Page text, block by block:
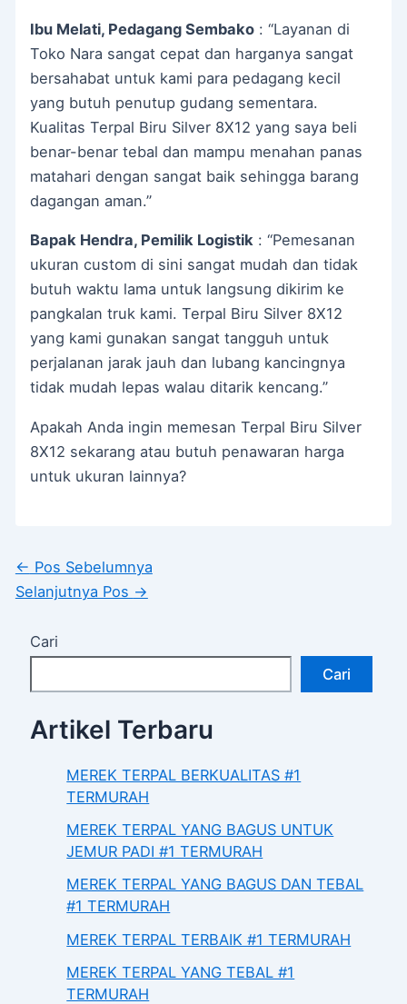
Ibu Melati, Pedagang Sembako : “Layanan di
Toko Nara sangat cepat dan harganya sangat
bersahabat untuk kami para pedagang kecil
yang butuh penutup gudang sementara.
Kualitas Terpal Biru Silver 8X12 yang saya beli
benar-benar tebal dan mampu menahan panas
matahari dengan sangat baik sehingga barang
dagangan aman.”
Bapak Hendra, Pemilik Logistik : “Pemesanan
ukuran custom di sini sangat mudah dan tidak
butuh waktu lama untuk langsung dikirim ke
pangkalan truk kami. Terpal Biru Silver 8X12
yang kami gunakan sangat tangguh untuk
perjalanan jarak jauh dan lubang kancingnya
tidak mudah lepas walau ditarik kencang.”
Apakah Anda ingin memesan Terpal Biru Silver
8X12 sekarang atau butuh penawaran harga
untuk ukuran lainnya?
← Pos Sebelumnya
Selanjutnya Pos →
Cari
Cari
Artikel Terbaru
MEREK TERPAL BERKUALITAS #1
TERMURAH
MEREK TERPAL YANG BAGUS UNTUK
JEMUR PADI #1 TERMURAH
MEREK TERPAL YANG BAGUS DAN TEBAL
#1 TERMURAH
MEREK TERPAL TERBAIK #1 TERMURAH
MEREK TERPAL YANG TEBAL #1
TERMURAH